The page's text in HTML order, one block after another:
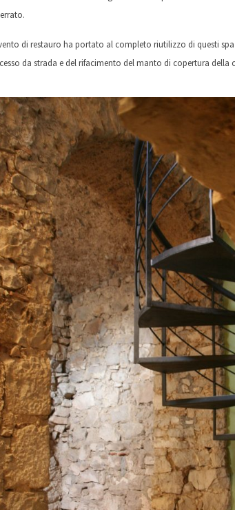
di restauro ha portato al completo riutilizzo di questi
da strada e del rifacimento del manto di copertura della